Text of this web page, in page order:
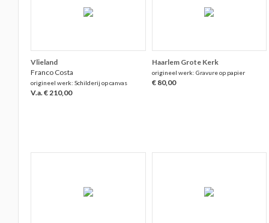
Vlieland
Franco Costa
origineel werk: Schilderij op canvas
V.a. € 210,00
Haarlem Grote Kerk
origineel werk: Gravure op papier
€ 80,00